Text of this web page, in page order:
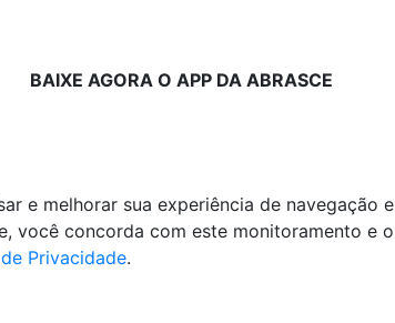
BAIXE AGORA O APP DA ABRASCE
e melhorar sua experiência de navegação
você concorda com este monitoramento e
Privacidade.